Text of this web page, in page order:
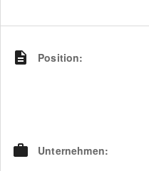
Position:
Unternehmen: